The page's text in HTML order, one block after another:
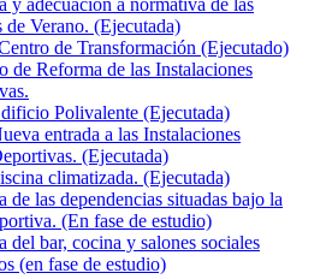
y adecuación a normativa de las
de Verano. (Ejecutada)
de Transformación (Ejecutado)
de Reforma de las Instalaciones
Polivalente (Ejecutada)
entrada a las Instalaciones
(Ejecutada)
climatizada. (Ejecutada)
de las dependencias situadas bajo la
(En fase de estudio)
del bar, cocina y salones sociales
(en fase de estudio)